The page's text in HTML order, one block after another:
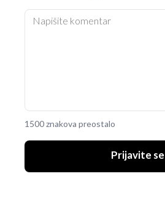
1500 znakova preostalo
Prijavite se